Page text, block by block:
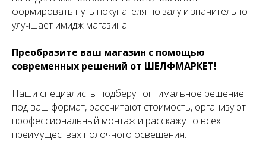
формировать путь покупателя по залу и значительно
улучшает имидж магазина.
Преобразите ваш магазин с помощью
современных решений от ШЕЛФМАРКЕТ!
Наши специалисты подберут оптимальное решение
под ваш формат, рассчитают стоимость, организуют
профессиональный монтаж и расскажут о всех
преимуществах полочного освещения.